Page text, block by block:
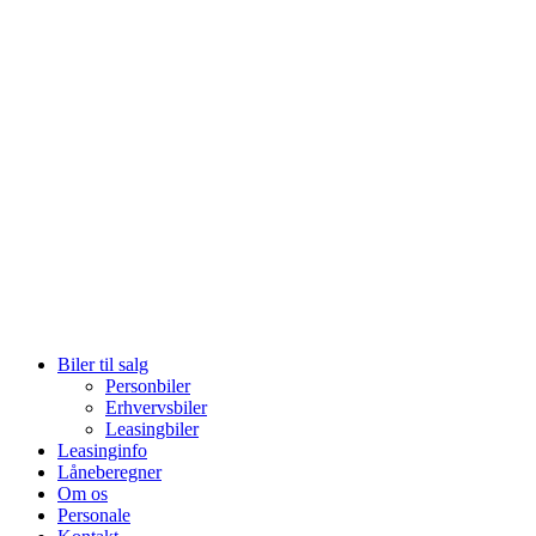
Biler til salg
Personbiler
Erhvervsbiler
Leasingbiler
Leasinginfo
Låneberegner
Om os
Personale